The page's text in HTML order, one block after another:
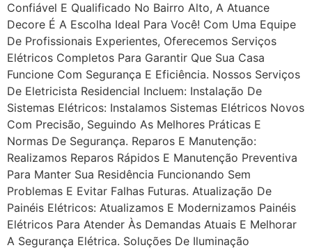
Confiável E Qualificado No Bairro Alto, A Atuance
Decore É A Escolha Ideal Para Você! Com Uma Equipe
De Profissionais Experientes, Oferecemos Serviços
Elétricos Completos Para Garantir Que Sua Casa
Funcione Com Segurança E Eficiência. Nossos Serviços
De Eletricista Residencial Incluem: Instalação De
Sistemas Elétricos: Instalamos Sistemas Elétricos Novos
Com Precisão, Seguindo As Melhores Práticas E
Normas De Segurança. Reparos E Manutenção:
Realizamos Reparos Rápidos E Manutenção Preventiva
Para Manter Sua Residência Funcionando Sem
Problemas E Evitar Falhas Futuras. Atualização De
Painéis Elétricos: Atualizamos E Modernizamos Painéis
Elétricos Para Atender Às Demandas Atuais E Melhorar
A Segurança Elétrica. Soluções De Iluminação